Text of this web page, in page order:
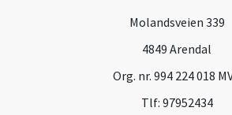
Molandsveien 339
4849 Arendal
Org. nr. 994 224 018
Tlf: 97952434